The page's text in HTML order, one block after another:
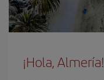
¡Hola, Almería!